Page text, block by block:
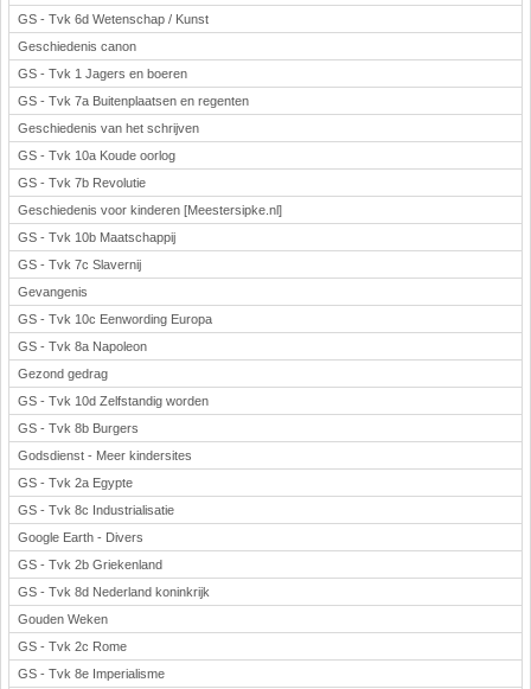
GS - Tvk 6d Wetenschap / Kunst
Geschiedenis canon
GS - Tvk 1 Jagers en boeren
GS - Tvk 7a Buitenplaatsen en regenten
Geschiedenis van het schrijven
GS - Tvk 10a Koude oorlog
GS - Tvk 7b Revolutie
Geschiedenis voor kinderen [Meestersipke.nl]
GS - Tvk 10b Maatschappij
GS - Tvk 7c Slavernij
Gevangenis
GS - Tvk 10c Eenwording Europa
GS - Tvk 8a Napoleon
Gezond gedrag
GS - Tvk 10d Zelfstandig worden
GS - Tvk 8b Burgers
Godsdienst - Meer kindersites
GS - Tvk 2a Egypte
GS - Tvk 8c Industrialisatie
Google Earth - Divers
GS - Tvk 2b Griekenland
GS - Tvk 8d Nederland koninkrijk
Gouden Weken
GS - Tvk 2c Rome
GS - Tvk 8e Imperialisme